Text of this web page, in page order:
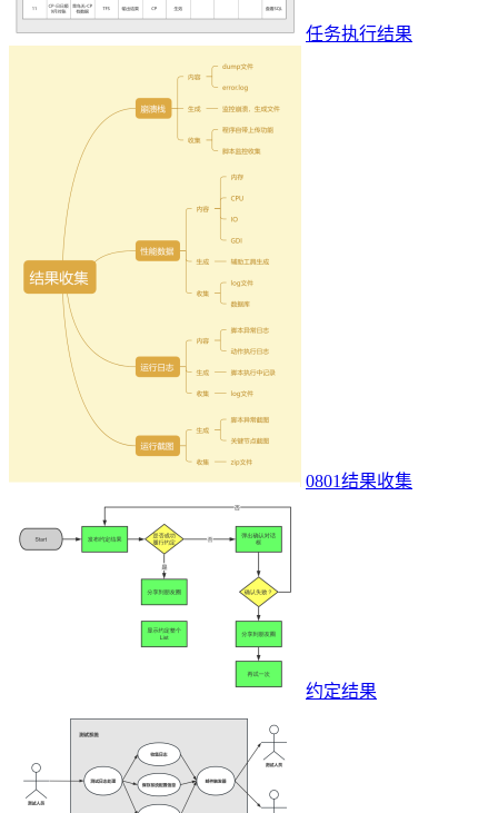
任务执行结果
0801结果收集
约定结果